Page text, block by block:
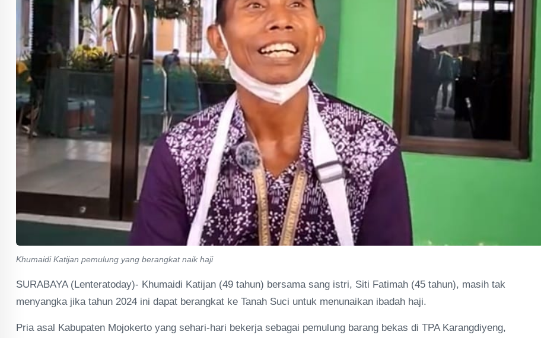
Khumaidi Katijan pemulung yang berangkat naik haji
SURABAYA (Lenteratoday)- Khumaidi Katijan (49 tahun) bersama sang istri, Siti Fatimah (45 tahun), masih tak
menyangka jika tahun 2024 ini dapat berangkat ke Tanah Suci untuk menunaikan ibadah haji.
Pria asal Kabupaten Mojokerto yang sehari-hari bekerja sebagai pemulung barang bekas di TPA Karangdiyeng,